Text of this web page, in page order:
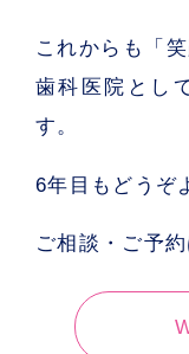
これからも「
歯科医院とし
す。
6年目もどうぞ
ご相談・ご予